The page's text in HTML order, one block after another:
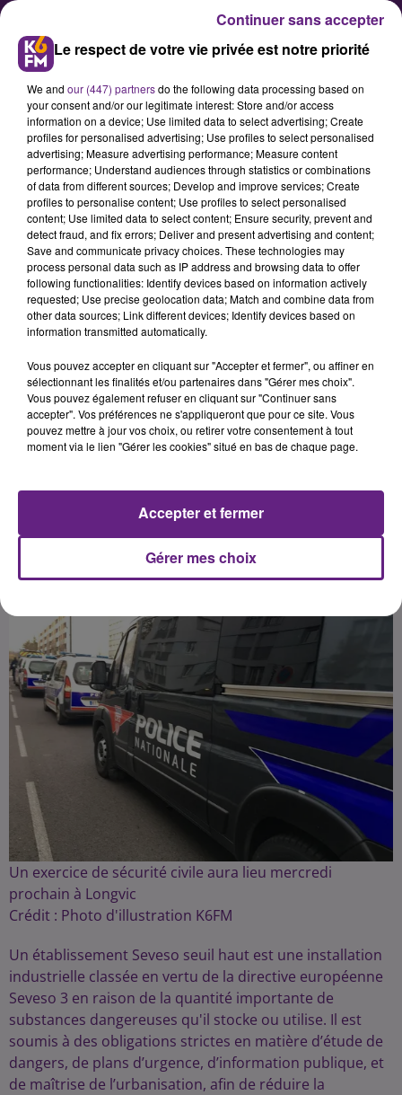
Un exercice de sécurité civile
mercredi prochain à Longvic
La préfecture organisera un double
exercice de sécurité civile le
mercredi 4 juin prochain sur la
thématique des risques industriels
incident sur les sites de Dijon
Céréales (15H30 – 19H) et entrepôt
pétrolier de Dijon - EPD (20H - 21H)
à Longvic, tous les deux classés
Publié : 28 mai 2025 à 12h58 par la rédaction
Un exercice de sécurité civile aura lieu mercredi
prochain à Longvic
Crédit : Photo d'illustration K6FM
Un établissement Seveso seuil haut est une installation
industrielle classée en vertu de la directive européenne
Seveso 3 en raison de la quantité importante de
substances dangereuses qu'il stocke ou utilise. Il est
soumis à des obligations strictes en matière d’étude de
dangers, de plans d’urgence, d’information publique, et
de maîtrise de l’urbanisation, afin de réduire la
Le respect de votre vie privée est notre priorité
We and our (447) partnersdo the following data processing based on
your consent and/or our legitimate interest: Store and/or access
information on a device; Use limited data to select advertising; Create
profiles for personalised advertising; Use profiles to select personalised
advertising; Measure advertising performance; Measure content
performance; Understand audiences through statistics or combinations
of data from different sources; Develop and improve services; Create
profiles to personalise content; Use profiles to select personalised
content; Use limited data to select content; Ensure security, prevent and
detect fraud, and fix errors; Deliver and present advertising and content;
Save and communicate privacy choices. These technologies may
process personal data such as IP address and browsing data to offer
following functionalities: Identify devices based on information actively
requested; Use precise geolocation data; Match and combine data from
other data sources; Link different devices; Identify devices based on
information transmitted automatically.
Vous pouvez accepter en cliquant sur "Accepter et fermer", ou affiner en
sélectionnant les finalités et/ou partenaires dans "Gérer mes choix".
Vous pouvez également refuser en cliquant sur "Continuer sans
accepter". Vos préférences ne s'appliqueront que pour ce site. Vous
pouvez mettre à jour vos choix, ou retirer votre consentement à tout
moment via le lien "Gérer les cookies" situé en bas de chaque page.
Gérer mes choix
Accepter et fermer
Continuer sans accepter